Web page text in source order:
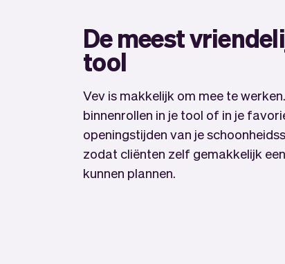
De meest
tool
Vev is makkelijk om mee te
binnenrollen in je tool of in je
openingstijden van je
zodat cliënten zelf gemakkelijk
kunnen plannen.